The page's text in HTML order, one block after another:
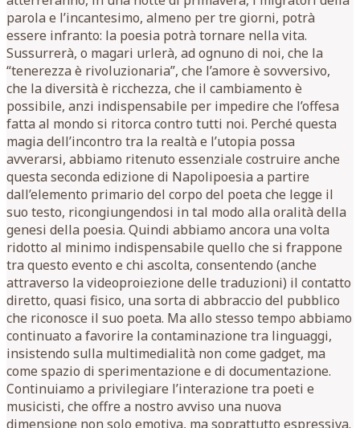
parola e l’incantesimo, almeno per tre giorni, potrà
essere infranto: la poesia potrà tornare nella vita.
Sussurrerà, o magari urlerà, ad ognuno di noi, che la
“tenerezza è rivoluzionaria”, che l’amore è sovversivo,
che la diversità è ricchezza, che il cambiamento è
possibile, anzi indispensabile per impedire che l’offesa
fatta al mondo si ritorca contro tutti noi. Perché questa
magia dell’incontro tra la realtà e l’utopia possa
avverarsi, abbiamo ritenuto essenziale costruire anche
questa seconda edizione di Napolipoesia a partire
dall’elemento primario del corpo del poeta che legge il
suo testo, ricongiungendosi in tal modo alla oralità della
genesi della poesia. Quindi abbiamo ancora una volta
ridotto al minimo indispensabile quello che si frappone
tra questo evento e chi ascolta, consentendo (anche
attraverso la videoproiezione delle traduzioni) il contatto
diretto, quasi fisico, una sorta di abbraccio del pubblico
che riconosce il suo poeta. Ma allo stesso tempo abbiamo
continuato a favorire la contaminazione tra linguaggi,
insistendo sulla multimedialità non come gadget, ma
come spazio di sperimentazione e di documentazione.
Continuiamo a privilegiare l’interazione tra poeti e
musicisti, che offre a nostro avviso una nuova
dimensione non solo emotiva, ma soprattutto espressiva.